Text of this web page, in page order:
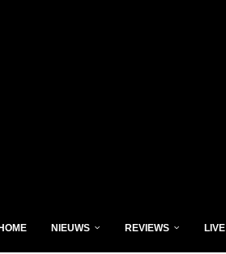
HOME NIEUWS REVIEWS LIVE